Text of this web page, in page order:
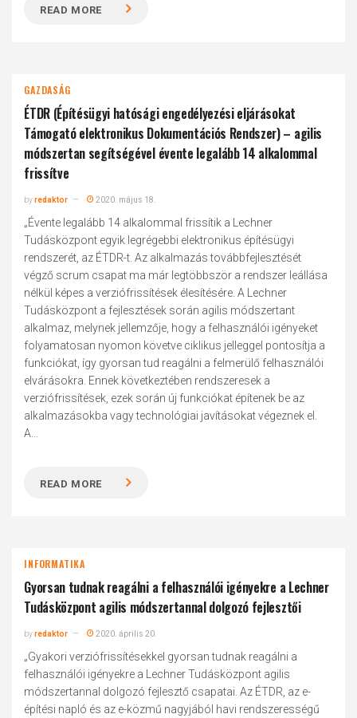
READ MORE
GAZDASÁG
ÉTDR (Építésügyi hatósági engedélyezési eljárásokat
Támogató elektronikus Dokumentációs Rendszer) – agilis
módszertan segítségével évente legalább 14 alkalommal
frissítve
byredaktor 2020. május 18.
„Évente legalább 14 alkalommal frissítik a Lechner
Tudásközpont egyik legrégebbi elektronikus építésügyi
rendszerét, az ÉTDR-t. Az alkalmazás továbbfejlesztését
végző scrum csapat ma már legtöbbször a rendszer leállása
nélkül képes a verziófrissítések élesítésére. A Lechner
Tudásközpont a fejlesztések során agilis módszertant
alkalmaz, melynek jellemzője, hogy a felhasználói igényeket
folyamatosan nyomon követve ciklikus jelleggel pontosítja a
funkciókat, így gyorsan tud reagálni a felmerülő felhasználói
elvárásokra. Ennek következtében rendszeresek a
verziófrissítések, ezek során új funkciókat építenek be az
alkalmazásokba vagy technológiai javításokat végeznek el.
A...
READ MORE
INFORMATIKA
Gyorsan tudnak reagálni a felhasználói igényekre a Lechner
Tudásközpont agilis módszertannal dolgozó fejlesztői
byredaktor 2020. április 20.
„Gyakori verziófrissítésekkel gyorsan tudnak reagálni a
felhasználói igényekre a Lechner Tudásközpont agilis
módszertannal dolgozó fejlesztő csapatai. Az ÉTDR, az e-
építési napló és az e-közmű nagyjából havi rendszerességű